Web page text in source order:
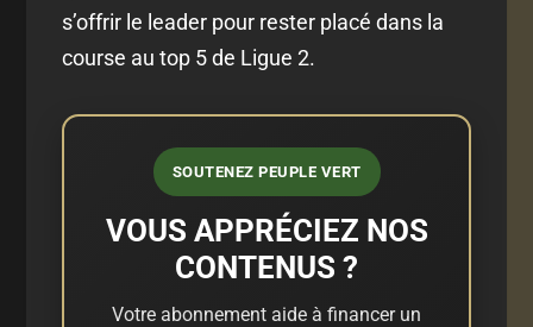
s’offrir le leader pour rester placé dans la
course au top 5 de Ligue 2.
SOUTENEZ PEUPLE VERT
VOUS APPRÉCIEZ NOS
CONTENUS ?
Votre abonnement aide à financer un